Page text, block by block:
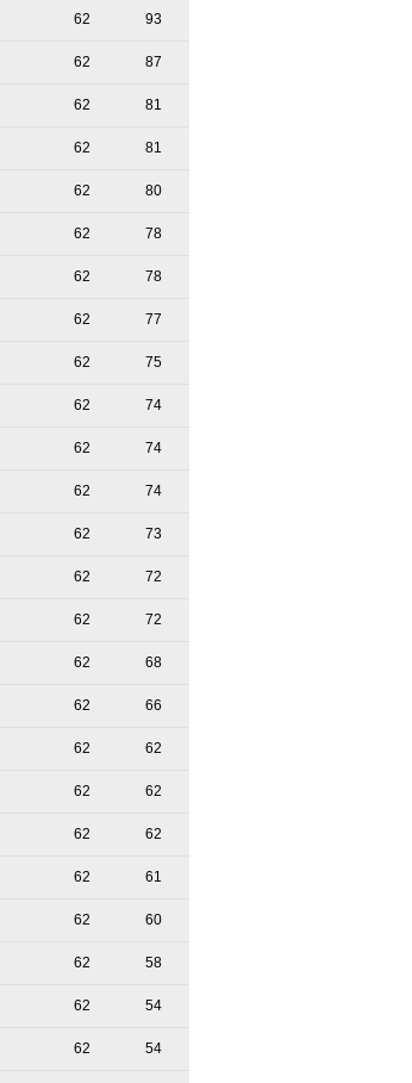
62 93
62 87
62 81
62 81
62 80
62 78
62 78
62 77
62 75
62 74
62 74
62 74
62 73
62 72
62 72
62 68
62 66
62 62
62 62
62 62
62 61
62 60
62 58
62 54
62 54